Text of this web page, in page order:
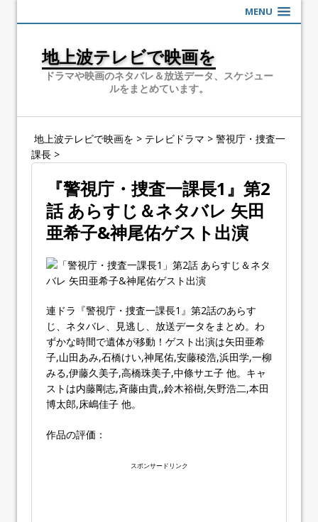
MENU
地上波テレビで映画を
ドラマや映画のネタバレ＆放送データ、スケジュー
ルをまとめています。
地上波テレビで映画を > テレビドラマ > 警視庁・捜査一
課長 >
『警視庁・捜査一課長1』第2
話 あらすじ＆ネタバレ 矢田
亜希子&神尾佑ゲスト出演
連ドラ『警視庁・捜査一課長1』第2話のあらす
じ、ネタバレ、見逃し、放送データをまとめ。わ
ずかな時間で遺体が移動！ゲスト出演は矢田亜希
子,山田あみ,石橋けい,神尾佑,安藤稜浩,浜田学,一柳
みる,伊藤久美子,高橋珠美子,中條サエ子 他。キャ
ストは内藤剛志,斉藤由貴,,鈴木裕樹,矢野浩二,本田
博太郎,床嶋佳子 他。
作品の評価：
スポンサードリンク